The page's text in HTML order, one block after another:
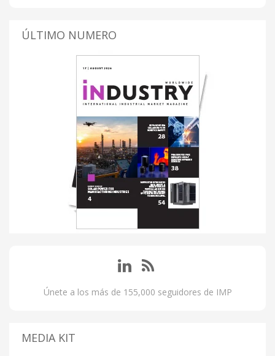
ÚLTIMO NUMERO
Únete a los más de 155,000 seguidores de IMP
MEDIA KIT